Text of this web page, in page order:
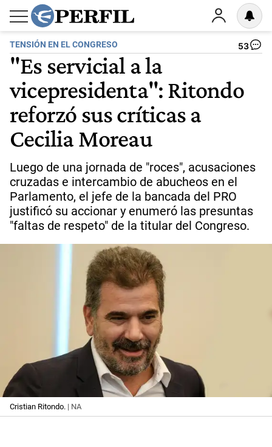
TENSIÓN EN EL CONGRESO 53
"Es servicial a la
vicepresidenta": Ritondo
reforzó sus críticas a
Cecilia Moreau
Luego de una jornada de "roces", acusaciones
cruzadas e intercambio de abucheos en el
Parlamento, el jefe de la bancada del PRO
justificó su accionar y enumeró las presuntas
"faltas de respeto" de la titular del Congreso.
Cristian Ritondo. | NA